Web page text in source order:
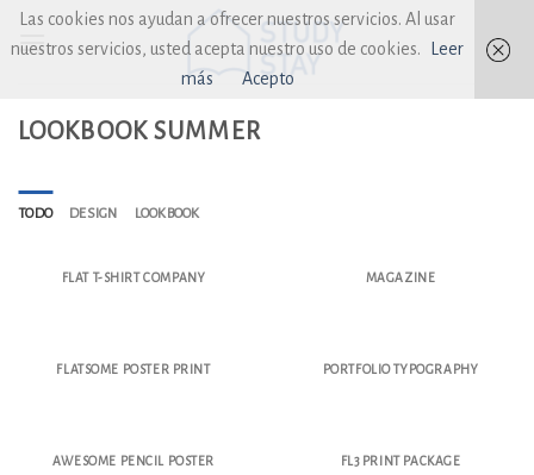
Skip
to
LOOKBOOK SUMMER
TODO DESIGN LOOKBOOK
FLAT T-SHIRT COMPANY MAGAZINE
FLATSOME POSTER PRINT PORTFOLIO TYPOGRAPHY
AWESOME PENCIL POSTER FL3 PRINT PACKAGE
Las cookies nos ayudan a ofrecer nuestros servicios. Al usar
nuestros servicios, usted acepta nuestro uso de cookies.
Leer
más
Acepto